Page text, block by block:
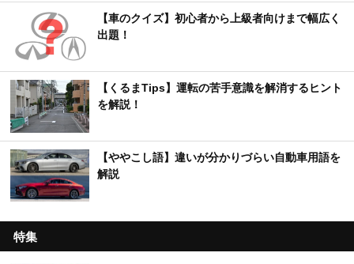
【車のクイズ】初心者から上級者向けまで幅広く
出題！
【くるまTips】運転の苦手意識を解消するヒント
を解説！
【ややこし語】違いが分かりづらい自動車用語を
解説
特集